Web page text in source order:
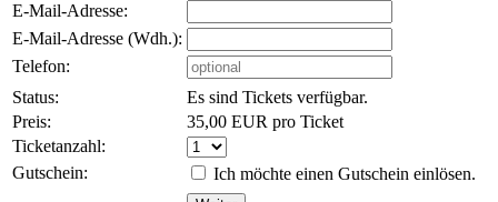
E-Mail-Adresse:
E-Mail-Adresse (Wdh.):
Telefon:
Status:
Es sind Tickets verfügbar.
Preis:
35,00 EUR pro Ticket
Ticketanzahl:
Gutschein:
Ich möchte einen Gutschein einlösen.